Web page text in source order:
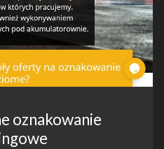
oznakowanie